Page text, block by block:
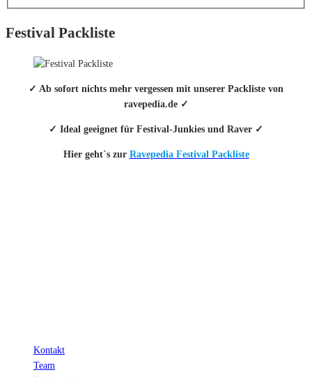
Festival Packliste
✓ Ab sofort nichts mehr vergessen mit unserer Packliste von
ravepedia.de ✓
✓ Ideal geeignet für Festival-Junkies und Raver ✓
Hier geht`s zur Ravepedia Festival Packliste
Kontakt
Team